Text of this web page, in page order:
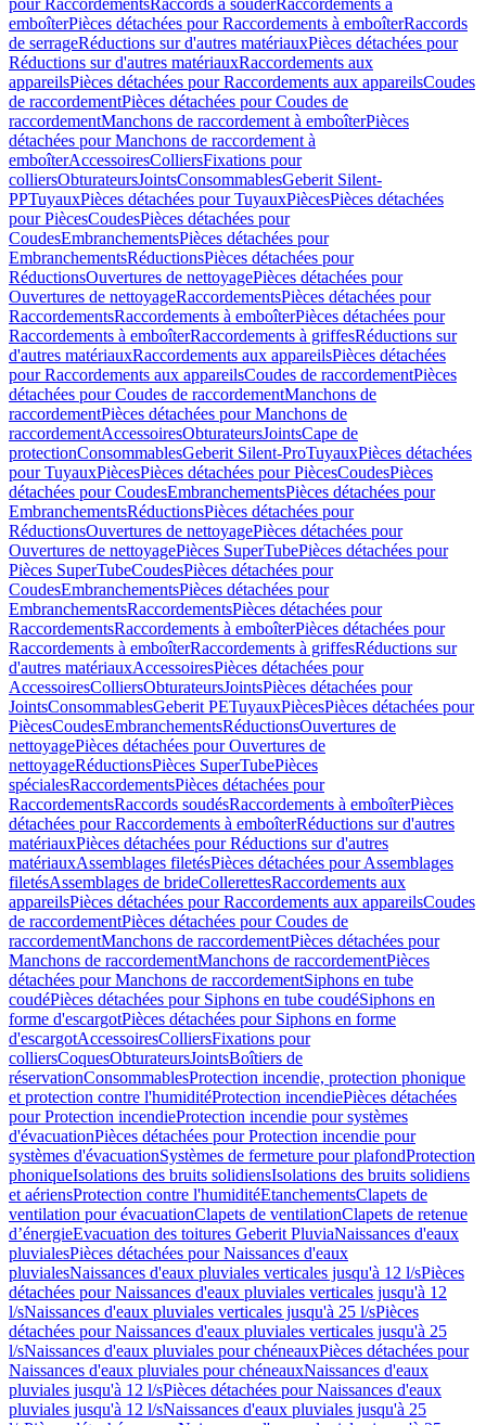
pour RaccordementsRaccords à souderRaccordements à
emboîterPièces détachées pour Raccordements à emboîterRaccords
de serrageRéductions sur d'autres matériauxPièces détachées pour
Réductions sur d'autres matériauxRaccordements aux
appareilsPièces détachées pour Raccordements aux appareilsCoudes
de raccordementPièces détachées pour Coudes de
raccordementManchons de raccordement à emboîterPièces
détachées pour Manchons de raccordement à
emboîterAccessoiresColliersFixations pour
colliersObturateursJointsConsommablesGeberit Silent-
PPTuyauxPièces détachées pour TuyauxPiècesPièces détachées
pour PiècesCoudesPièces détachées pour
CoudesEmbranchementsPièces détachées pour
EmbranchementsRéductionsPièces détachées pour
RéductionsOuvertures de nettoyagePièces détachées pour
Ouvertures de nettoyageRaccordementsPièces détachées pour
RaccordementsRaccordements à emboîterPièces détachées pour
Raccordements à emboîterRaccordements à griffesRéductions sur
d'autres matériauxRaccordements aux appareilsPièces détachées
pour Raccordements aux appareilsCoudes de raccordementPièces
détachées pour Coudes de raccordementManchons de
raccordementPièces détachées pour Manchons de
raccordementAccessoiresObturateursJointsCape de
protectionConsommablesGeberit Silent-ProTuyauxPièces détachées
pour TuyauxPiècesPièces détachées pour PiècesCoudesPièces
détachées pour CoudesEmbranchementsPièces détachées pour
EmbranchementsRéductionsPièces détachées pour
RéductionsOuvertures de nettoyagePièces détachées pour
Ouvertures de nettoyagePièces SuperTubePièces détachées pour
Pièces SuperTubeCoudesPièces détachées pour
CoudesEmbranchementsPièces détachées pour
EmbranchementsRaccordementsPièces détachées pour
RaccordementsRaccordements à emboîterPièces détachées pour
Raccordements à emboîterRaccordements à griffesRéductions sur
d'autres matériauxAccessoiresPièces détachées pour
AccessoiresColliersObturateursJointsPièces détachées pour
JointsConsommablesGeberit PETuyauxPiècesPièces détachées pour
PiècesCoudesEmbranchementsRéductionsOuvertures de
nettoyagePièces détachées pour Ouvertures de
nettoyageRéductionsPièces SuperTubePièces
spécialesRaccordementsPièces détachées pour
RaccordementsRaccords soudésRaccordements à emboîterPièces
détachées pour Raccordements à emboîterRéductions sur d'autres
matériauxPièces détachées pour Réductions sur d'autres
matériauxAssemblages filetésPièces détachées pour Assemblages
filetésAssemblages de brideCollerettesRaccordements aux
appareilsPièces détachées pour Raccordements aux appareilsCoudes
de raccordementPièces détachées pour Coudes de
raccordementManchons de raccordementPièces détachées pour
Manchons de raccordementManchons de raccordementPièces
détachées pour Manchons de raccordementSiphons en tube
coudéPièces détachées pour Siphons en tube coudéSiphons en
forme d'escargotPièces détachées pour Siphons en forme
d'escargotAccessoiresColliersFixations pour
colliersCoquesObturateursJointsBoîtiers de
réservationConsommablesProtection incendie, protection phonique
et protection contre l'humiditéProtection incendiePièces détachées
pour Protection incendieProtection incendie pour systèmes
d'évacuationPièces détachées pour Protection incendie pour
systèmes d'évacuationSystèmes de fermeture pour plafondProtection
phoniqueIsolations des bruits solidiensIsolations des bruits solidiens
et aériensProtection contre l'humiditéEtanchementsClapets de
ventilation pour évacuationClapets de ventilationClapets de retenue
d’énergieEvacuation des toitures Geberit PluviaNaissances d'eaux
pluvialesPièces détachées pour Naissances d'eaux
pluvialesNaissances d'eaux pluviales verticales jusqu'à 12 l/sPièces
détachées pour Naissances d'eaux pluviales verticales jusqu'à 12
l/sNaissances d'eaux pluviales verticales jusqu'à 25 l/sPièces
détachées pour Naissances d'eaux pluviales verticales jusqu'à 25
l/sNaissances d'eaux pluviales pour chéneauxPièces détachées pour
Naissances d'eaux pluviales pour chéneauxNaissances d'eaux
pluviales jusqu'à 12 l/sPièces détachées pour Naissances d'eaux
pluviales jusqu'à 12 l/sNaissances d'eaux pluviales jusqu'à 25